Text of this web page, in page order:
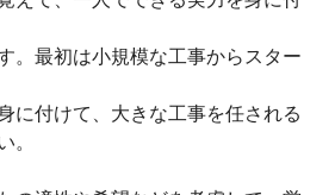
。最初は小規模な工事からスター
に付けて、大きな工事を任される